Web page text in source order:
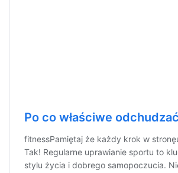
Po co właściwe
fitnessPamiętaj że każdy krok w
Tak! Regularne uprawianie sportu to
stylu życia i dobrego samopoczucia.